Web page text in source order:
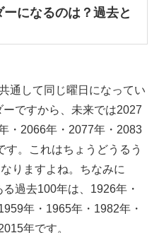
になるのは？過去と
通して同じ曜日になってい
ですから、未来では2027
・2066年・2077年・2083
。これはちょうどうるう
りますよね。ちなみに
過去100年は、1926年・
年・1965年・1982年・
年です。